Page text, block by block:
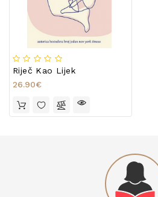
Riječ Kao Lijek
26.90€